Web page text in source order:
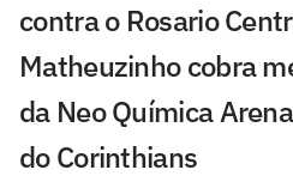
contra o Rosario
Matheuzinho cobra
da Neo Química
do Corinthians